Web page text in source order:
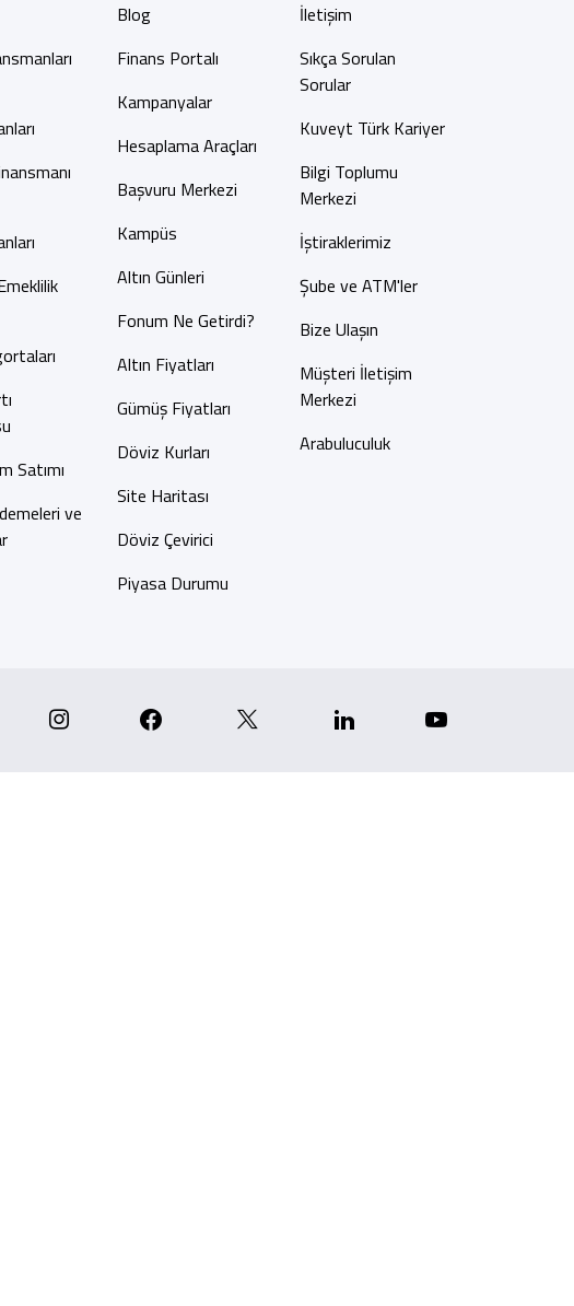
Satımı
ve
Blog
Finans Portalı
Kampanyalar
Hesaplama Araçları
Başvuru Merkezi
Kampüs
Altın Günleri
Fonum Ne Getirdi?
Altın Fiyatları
Gümüş Fiyatları
Döviz Kurları
Site Haritası
Döviz Çevirici
Piyasa Durumu
İletişim
Sıkça Sorulan
Sorular
Kuveyt Türk Kariyer
Bilgi Toplumu
Merkezi
İştiraklerimiz
Şube ve ATM'ler
Bize Ulaşın
Müşteri İletişim
Merkezi
Arabuluculuk
Instagram Facebook Linkedin